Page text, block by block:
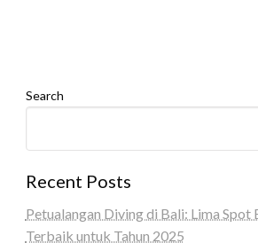
Search
Recent Posts
Petualangan Diving di Bali: Lima Spot
Terbaik untuk Tahun 2025